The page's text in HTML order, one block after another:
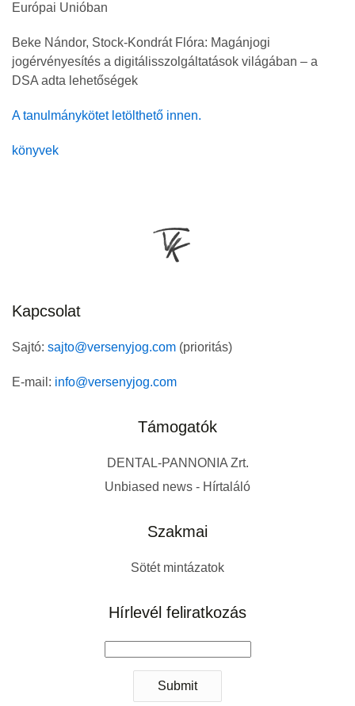
Európai Unióban
Beke Nándor, Stock-Kondrát Flóra: Magánjogi
jogérvényesítés a digitálisszolgáltatások világában – a
DSA adta lehetőségek
A tanulmánykötet letölthető innen.
könyvek
Kapcsolat
Sajtó: sajto@versenyjog.com (prioritás)
E-mail: info@versenyjog.com
Támogatók
DENTAL-PANNONIA Zrt.
Unbiased news - Hírtaláló
Szakmai
Sötét mintázatok
Hírlevél feliratkozás
Submit